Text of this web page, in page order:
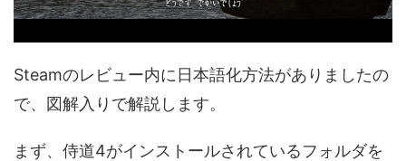
Steamのレビュー内に日本語化方法がありましたの
で、図解入りで解説します。
まず、侍道4がインストールされているフォルダを